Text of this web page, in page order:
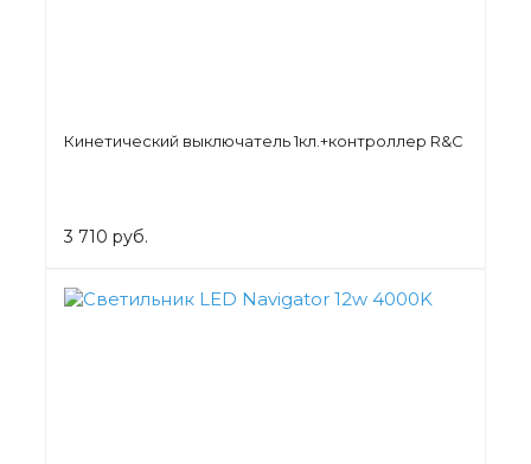
Кинетический выключатель 1кл.+контроллер R&C
3 710 руб.